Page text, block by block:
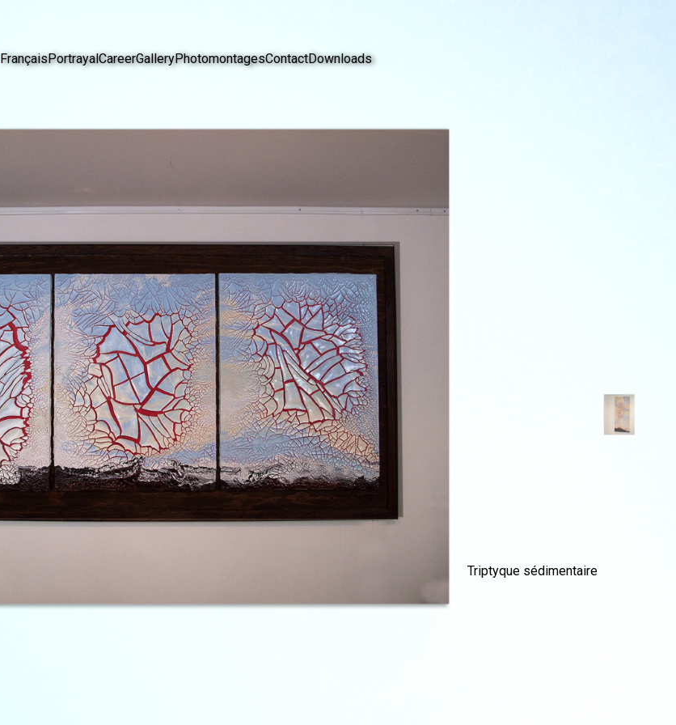
FrançaisPortrayalCareerGalleryPhotomontagesContactDownloads
Triptyque sédimentaire